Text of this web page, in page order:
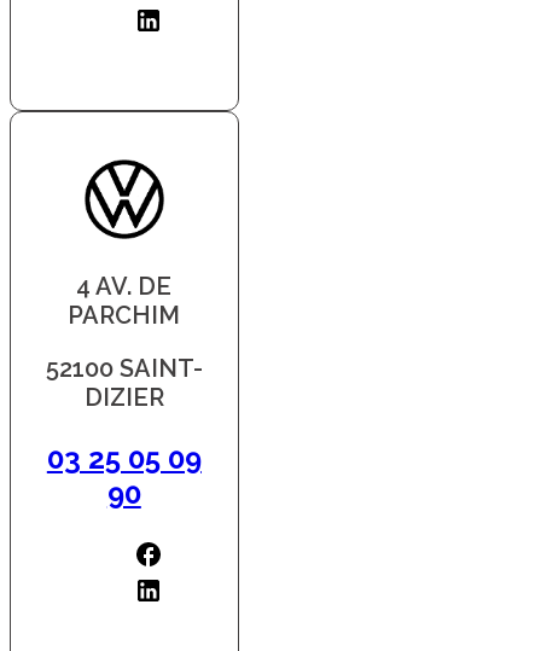
4 AV. DE
PARCHIM
52100 SAINT-
DIZIER
03 25 05 09
90